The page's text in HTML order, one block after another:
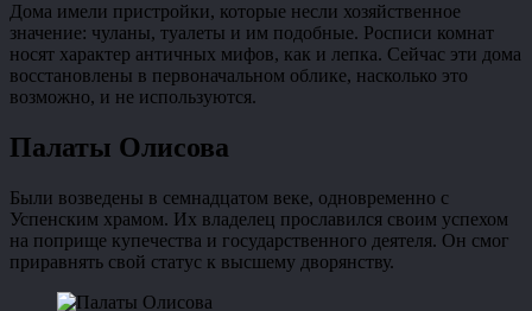
Дома имели пристройки, которые несли хозяйственное
значение: чуланы, туалеты и им подобные. Росписи комнат
носят характер античных мифов, как и лепка. Сейчас эти дома
восстановлены в первоначальном облике, насколько это
возможно, и не используются.
Палаты Олисова
Были возведены в семнадцатом веке, одновременно с
Успенским храмом. Их владелец прославился своим успехом
на поприще купечества и государственного деятеля. Он смог
приравнять свой статус к высшему дворянству.